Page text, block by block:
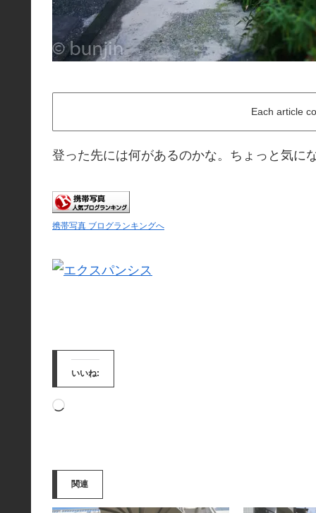
Each article
登った先には何があるのかな。ちょっと気に
携帯写真 ブログランキングへ
いいね:
読
み
中…
関連